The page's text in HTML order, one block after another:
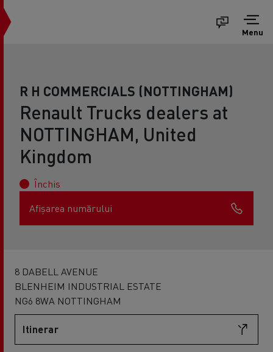
Menu
R H COMMERCIALS (NOTTINGHAM)
Renault Trucks dealers at
NOTTINGHAM, United
Kingdom
Închis
Afișarea numărului
8 DABELL AVENUE
BLENHEIM INDUSTRIAL ESTATE
NG6 8WA NOTTINGHAM
Itinerar